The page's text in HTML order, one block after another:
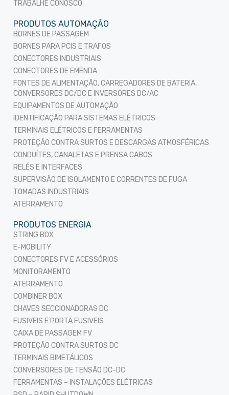
TRABALHE CONOSCO
PRODUTOS AUTOMAÇÃO
BORNES DE PASSAGEM
BORNES PARA PCIS E TRAFOS
CONECTORES INDUSTRIAIS
CONECTORES DE EMENDA
FONTES DE ALIMENTAÇÃO, CARREGADORES DE BATERIA,
CONVERSORES DC/DC E INVERSORES DC/AC
EQUIPAMENTOS DE AUTOMAÇÃO
IDENTIFICAÇÃO PARA SISTEMAS ELÉTRICOS
TERMINAIS ELÉTRICOS E FERRAMENTAS
PROTEÇÃO CONTRA SURTOS E DESCARGAS ATMOSFÉRICAS
CONDUÍTES, CANALETAS E PRENSA CABOS
RELÉS E INTERFACES
SUPERVISÃO DE ISOLAMENTO E CORRENTES DE FUGA
TOMADAS INDUSTRIAIS
ATERRAMENTO
PRODUTOS ENERGIA
STRING BOX
E-MOBILITY
CONECTORES FV E ACESSÓRIOS
MONITORAMENTO
ATERRAMENTO
COMBINER BOX
CHAVES SECCIONADORAS DC
FUSIVEIS E PORTA FUSIVEIS
CAIXA DE PASSAGEM FV
PROTEÇÃO CONTRA SURTOS DC
TERMINAIS BIMETÁLICOS
CONVERSORES DE TENSÃO DC-DC
FERRAMENTAS – INSTALAÇÕES ELÉTRICAS